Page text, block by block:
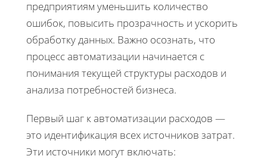
предприятиям уменьшить количество
ошибок, повысить прозрачность и ускорить
обработку данных. Важно осознать, что
процесс автоматизации начинается с
понимания текущей структуры расходов и
анализа потребностей бизнеса.
Первый шаг к автоматизации расходов —
это идентификация всех источников затрат.
Эти источники могут включать: